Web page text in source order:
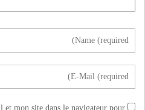
mon site dans le navigateur pour